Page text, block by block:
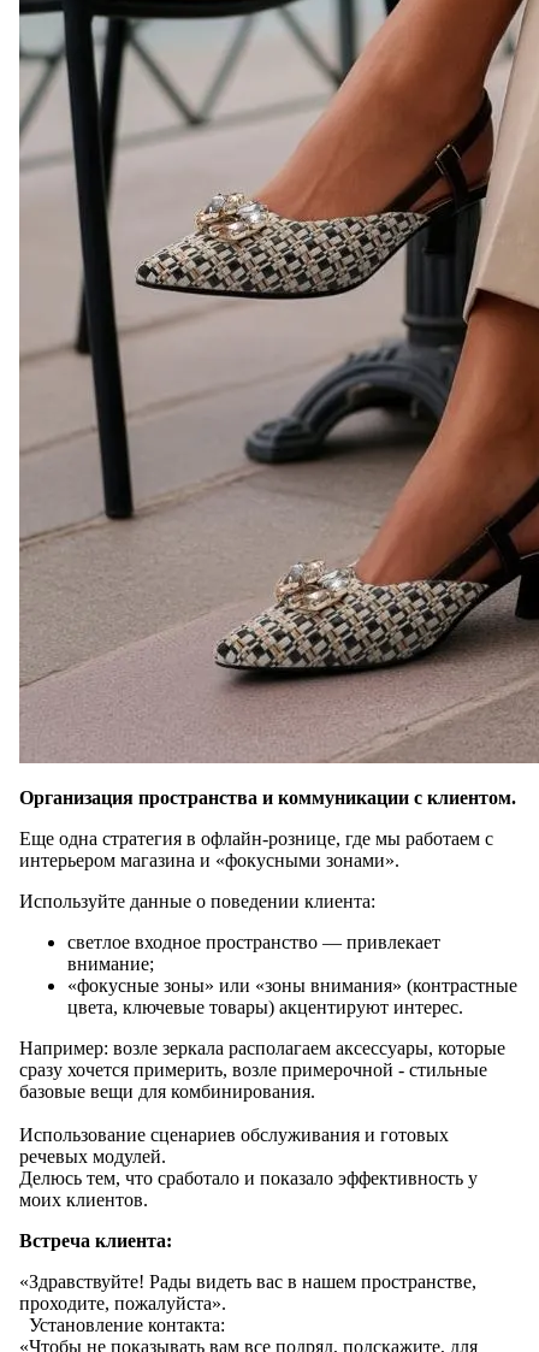
Организация пространства и коммуникации с клиентом.
Еще одна стратегия в офлайн-рознице, где мы работаем с
интерьером магазина и «фокусными зонами».
Используйте данные о поведении клиента:
светлое входное пространство — привлекает
внимание;
«фокусные зоны» или «зоны внимания» (контрастные
цвета, ключевые товары) акцентируют интерес.
Например: возле зеркала располагаем аксессуары, которые
сразу хочется примерить, возле примерочной - стильные
базовые вещи для комбинирования.
Использование сценариев обслуживания и готовых
речевых модулей.
Делюсь тем, что сработало и показало эффективность у
моих клиентов.
Встреча клиента:
«Здравствуйте! Рады видеть вас в нашем пространстве,
проходите, пожалуйста».
Установление контакта:
«Чтобы не показывать вам все подряд, подскажите, для